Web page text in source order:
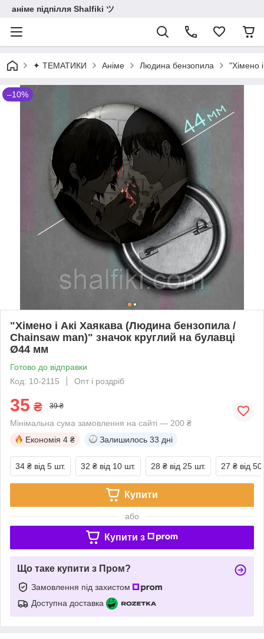
аніме підпілля Shalfiki ツ
✦ ТЕМАТИКИ Аніме Людина бензопила "Хімено
–10%
"Хімено і Акі Хаякава (Людина бензопила /
Chainsaw man)" значок круглий на булавці
Ø44 мм
Готово до відправки
Код: 10-2115
Опт і роздріб
35 ₴ 39 ₴
Мінімальна сума замовлення на сайті — 200 ₴
Економія 4 ₴ Залишилось 33 дні
34 ₴ від 5 шт. 32 ₴ від 10 шт. 28 ₴ від 25 шт. 27 ₴ від
Купити
або
Купити з
Що таке купити з Пром?
Замовлення під захистом
Доступна доставка